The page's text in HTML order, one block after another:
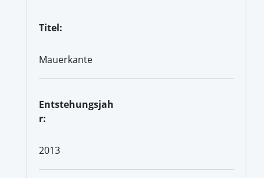
Titel:
Mauerkante
Entstehungsjah
r:
2013